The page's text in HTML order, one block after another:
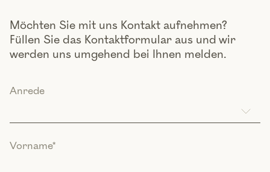
Möchten Sie mit uns Kontakt aufnehmen?
Füllen Sie das Kontaktformular aus und wir
werden uns umgehend bei Ihnen melden.
Anrede
Vorname*